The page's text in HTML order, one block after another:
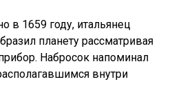
в 1659 году, итальянец
планету рассматривая
Набросок напоминал
внутри